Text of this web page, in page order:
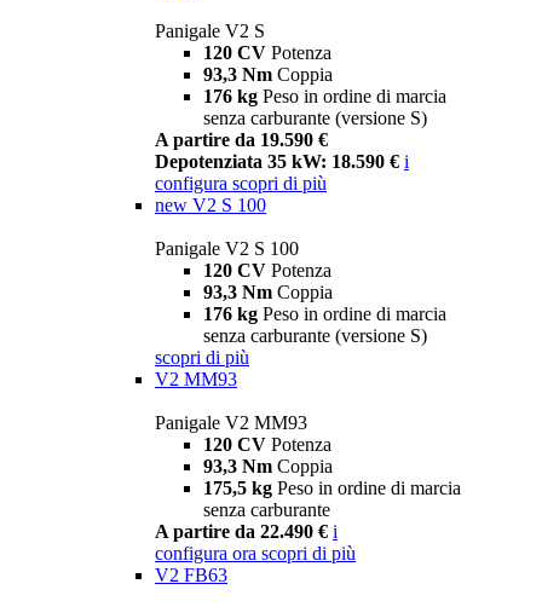
Panigale V2 S
120 CV Potenza
93,3 Nm Coppia
176 kg Peso in ordine di marcia
senza carburante (versione S)
A partire da 19.590 €
Depotenziata 35 kW: 18.590 € i
configura scopri di più
new V2 S 100
Panigale V2 S 100
120 CV Potenza
93,3 Nm Coppia
176 kg Peso in ordine di marcia
senza carburante (versione S)
scopri di più
V2 MM93
Panigale V2 MM93
120 CV Potenza
93,3 Nm Coppia
175,5 kg Peso in ordine di marcia
senza carburante
A partire da 22.490 € i
configura ora scopri di più
V2 FB63